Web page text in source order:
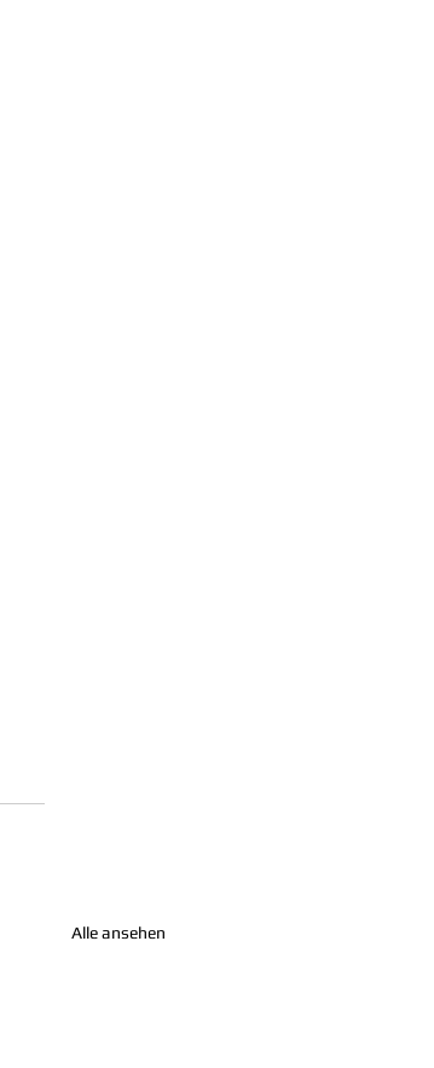
Alle ansehen